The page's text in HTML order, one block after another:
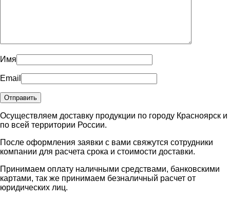
Имя
Email
Осуществляем доставку продукции по городу Красноярск и
по всей территории России.
После оформления заявки с вами свяжутся сотрудники
компании для расчета срока и стоимости доставки.
Принимаем оплату наличными средствами, банковскими
картами, так же принимаем безналичный расчет от
юридических лиц.